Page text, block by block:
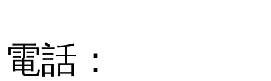
電話：